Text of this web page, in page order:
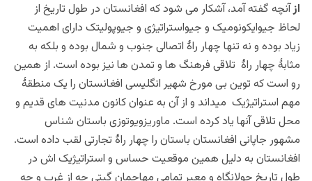
ازآنچه گفته آمد، آشکار می شود که افغانستان در طول تاریخ از
لحاظ جیوایکونومیک و جیواستراتیژی و جیوپولیتک دارای اهمیت
زیاد بوده و نه تنها چهار راۀ اتصالی جنوب و شمال بوده و بلکه به
مثابۀ چهار راۀ تلاقی فرهنگ ها و تمدن ها نیز بوده است. از همین
رو است که توین بی مورخ شهیر انگلیسی افغانستان را یک منطقۀ
مهم استراتیژیک میداند و از آن به عنوان کانون مدنیت های قدیم و
محل تلاقی آنها یاد کرده است. ماوریزویوتوزی باستان شناس
مشهور جاپانی افغانستان باستان را چهار راۀ تجارتی لقب داده است.
افغانستان به دلیل همین موقعیت حساس و استراتیژیک اش در